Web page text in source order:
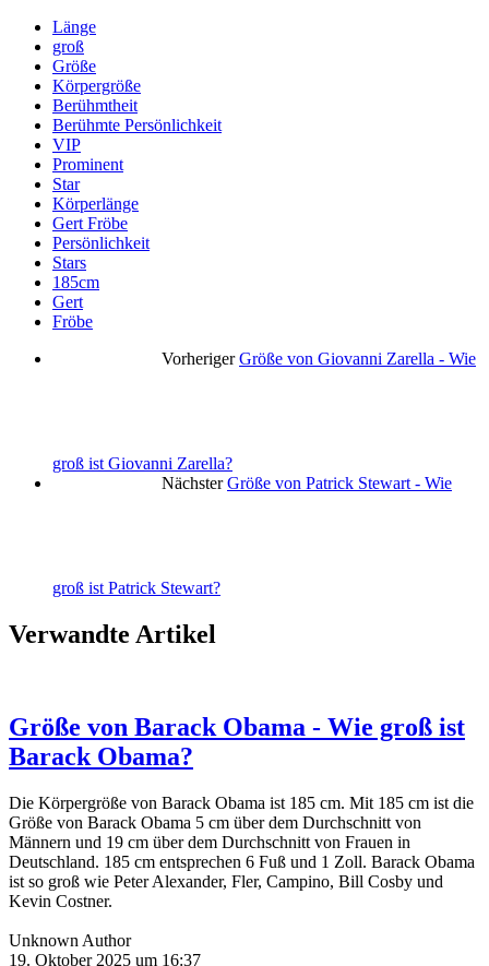
Länge
groß
Größe
Körpergröße
Berühmtheit
Berühmte Persönlichkeit
VIP
Prominent
Star
Körperlänge
Gert Fröbe
Persönlichkeit
Stars
185cm
Gert
Fröbe
Vorheriger Größe von Giovanni Zarella - Wie
groß ist Giovanni Zarella?
Nächster Größe von Patrick Stewart - Wie
groß ist Patrick Stewart?
Verwandte Artikel
Größe von Barack Obama - Wie groß ist
Barack Obama?
Die Körpergröße von Barack Obama ist 185 cm. Mit 185 cm ist die
Größe von Barack Obama 5 cm über dem Durchschnitt von
Männern und 19 cm über dem Durchschnitt von Frauen in
Deutschland. 185 cm entsprechen 6 Fuß und 1 Zoll. Barack Obama
ist so groß wie Peter Alexander, Fler, Campino, Bill Cosby und
Kevin Costner.
Unknown Author
19. Oktober 2025 um 16:37